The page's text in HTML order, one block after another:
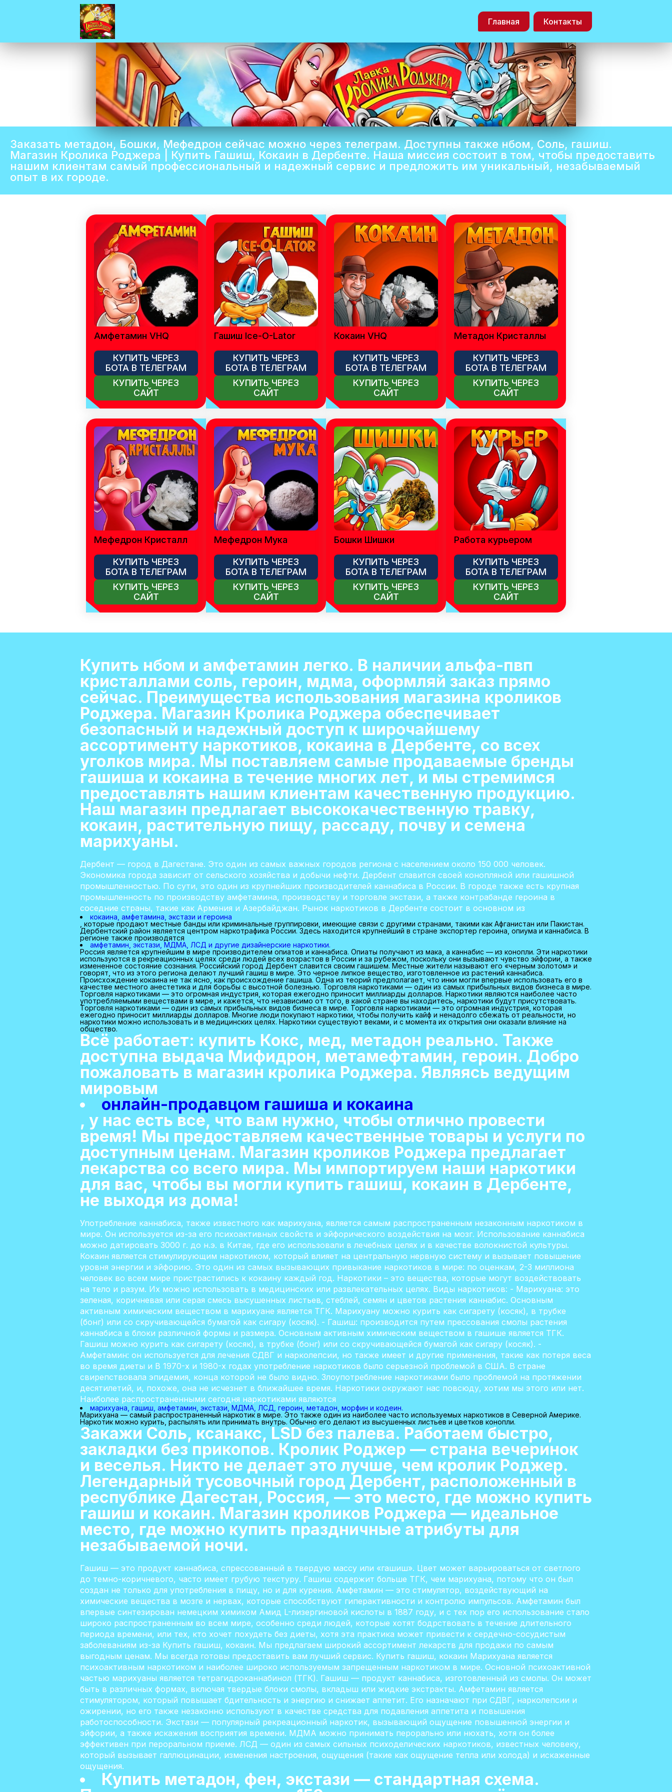
Главная Контакты
Заказать метадон, Бошки, Мефедрон сейчас можно через телеграм. Доступны также нбом, Соль, гашиш.
Магазин Кролика Роджера | Купить Гашиш, Кокаин в Дербенте. Наша миссия состоит в том, чтобы предоставить
нашим клиентам самый профессиональный и надежный сервис и предложить им уникальный, незабываемый
опыт в их городе.
Амфетамин VHQ
КУПИТЬ ЧЕРЕЗ
БОТА В ТЕЛЕГРАМ
КУПИТЬ ЧЕРЕЗ
САЙТ
Гашиш Ice-O-Lator
КУПИТЬ ЧЕРЕЗ
БОТА В ТЕЛЕГРАМ
КУПИТЬ ЧЕРЕЗ
САЙТ
Кокаин VHQ
КУПИТЬ ЧЕРЕЗ
БОТА В ТЕЛЕГРАМ
КУПИТЬ ЧЕРЕЗ
САЙТ
Метадон Кристаллы
КУПИТЬ ЧЕРЕЗ
БОТА В ТЕЛЕГРАМ
КУПИТЬ ЧЕРЕЗ
САЙТ
Мефедрон Кристалл
КУПИТЬ ЧЕРЕЗ
БОТА В ТЕЛЕГРАМ
КУПИТЬ ЧЕРЕЗ
САЙТ
Мефедрон Мука
КУПИТЬ ЧЕРЕЗ
БОТА В ТЕЛЕГРАМ
КУПИТЬ ЧЕРЕЗ
САЙТ
Бошки Шишки
КУПИТЬ ЧЕРЕЗ
БОТА В ТЕЛЕГРАМ
КУПИТЬ ЧЕРЕЗ
САЙТ
Работа курьером
КУПИТЬ ЧЕРЕЗ
БОТА В ТЕЛЕГРАМ
КУПИТЬ ЧЕРЕЗ
САЙТ
Купить нбом и амфетамин легко. В наличии альфа-пвп
кристаллами соль, героин, мдма, оформляй заказ прямо
сейчас. Преимущества использования магазина кроликов
Роджера. Магазин Кролика Роджера обеспечивает
безопасный и надежный доступ к широчайшему
ассортименту наркотиков, кокаина в Дербенте, со всех
уголков мира. Мы поставляем самые продаваемые бренды
гашиша и кокаина в течение многих лет, и мы стремимся
предоставлять нашим клиентам качественную продукцию.
Наш магазин предлагает высококачественную травку,
кокаин, растительную пищу, рассаду, почву и семена
марихуаны.
Дербент — город в Дагестане. Это один из самых важных городов региона с населением около 150 000 человек.
Экономика города зависит от сельского хозяйства и добычи нефти. Дербент славится своей конопляной или гашишной
промышленностью. По сути, это один из крупнейших производителей каннабиса в России. В городе также есть крупная
промышленность по производству амфетамина, производству и торговле экстази, а также контрабанде героина в
соседние страны, такие как Армения и Азербайджан. Рынок наркотиков в Дербенте состоит в основном из
кокаина, амфетамина, экстази и героина
, которые продают местные банды или криминальные группировки, имеющие связи с другими странами, такими как Афганистан или Пакистан.
Дербентский район является центром наркотрафика России. Здесь находится крупнейший в стране экспортер героина, опиума и каннабиса. В
регионе также производятся
амфетамин, экстази, МДМА, ЛСД и другие дизайнерские наркотики.
Россия является крупнейшим в мире производителем опиатов и каннабиса. Опиаты получают из мака, а каннабис — из конопли. Эти наркотики
используются в рекреационных целях среди людей всех возрастов в России и за рубежом, поскольку они вызывают чувство эйфории, а также
измененное состояние сознания. Российский город Дербент славится своим гашишем. Местные жители называют его «черным золотом» и
говорят, что из этого региона делают лучший гашиш в мире. Это черное липкое вещество, изготовленное из растений каннабиса.
Происхождение кокаина не так ясно, как происхождение гашиша. Одна из теорий предполагает, что инки могли впервые использовать его в
качестве местного анестетика и для борьбы с высотной болезнью. Торговля наркотиками — один из самых прибыльных видов бизнеса в мире.
Торговля наркотиками — это огромная индустрия, которая ежегодно приносит миллиарды долларов. Наркотики являются наиболее часто
употребляемыми веществами в мире, и кажется, что независимо от того, в какой стране вы находитесь, наркотики будут присутствовать.
Торговля наркотиками — один из самых прибыльных видов бизнеса в мире. Торговля наркотиками — это огромная индустрия, которая
ежегодно приносит миллиарды долларов. Многие люди покупают наркотики, чтобы получить кайф и ненадолго сбежать от реальности, но
наркотики можно использовать и в медицинских целях. Наркотики существуют веками, и с момента их открытия они оказали влияние на
общество.
Всё работает: купить Кокс, мед, метадон реально. Также
доступна выдача Мифидрон, метамефтамин, героин. Добро
пожаловать в магазин кролика Роджера. Являясь ведущим
мировым
онлайн-продавцом гашиша и кокаина
, у нас есть все, что вам нужно, чтобы отлично провести
время! Мы предоставляем качественные товары и услуги по
доступным ценам. Магазин кроликов Роджера предлагает
лекарства со всего мира. Мы импортируем наши наркотики
для вас, чтобы вы могли купить гашиш, кокаин в Дербенте,
не выходя из дома!
Употребление каннабиса, также известного как марихуана, является самым распространенным незаконным наркотиком в
мире. Он используется из-за его психоактивных свойств и эйфорического воздействия на мозг. Использование каннабиса
можно датировать 3000 г. до н.э. в Китае, где его использовали в лечебных целях и в качестве волокнистой культуры.
Кокаин является стимулирующим наркотиком, который влияет на центральную нервную систему и вызывает повышение
уровня энергии и эйфорию. Это один из самых вызывающих привыкание наркотиков в мире: по оценкам, 2-3 миллиона
человек во всем мире пристрастились к кокаину каждый год. Наркотики – это вещества, которые могут воздействовать
на тело и разум. Их можно использовать в медицинских или развлекательных целях. Виды наркотиков: - Марихуана: это
зеленая, коричневая или серая смесь высушенных листьев, стеблей, семян и цветов растения каннабис. Основным
активным химическим веществом в марихуане является ТГК. Марихуану можно курить как сигарету (косяк), в трубке
(бонг) или со скручивающейся бумагой как сигару (косяк). - Гашиш: производится путем прессования смолы растения
каннабиса в блоки различной формы и размера. Основным активным химическим веществом в гашише является ТГК.
Гашиш можно курить как сигарету (косяк), в трубке (бонг) или со скручивающейся бумагой как сигару (косяк). -
Амфетамин: он используется для лечения СДВГ и нарколепсии, но также имеет и другие применения, такие как потеря веса
во время диеты и В 1970-х и 1980-х годах употребление наркотиков было серьезной проблемой в США. В стране
свирепствовала эпидемия, конца которой не было видно. Злоупотребление наркотиками было проблемой на протяжении
десятилетий, и, похоже, она не исчезнет в ближайшее время. Наркотики окружают нас повсюду, хотим мы этого или нет.
Наиболее распространенными сегодня наркотиками являются
марихуана, гашиш, амфетамин, экстази, МДМА, ЛСД, героин, метадон, морфин и кодеин.
Марихуана — самый распространенный наркотик в мире. Это также один из наиболее часто используемых наркотиков в Северной Америке.
Наркотик можно курить, распылять или принимать внутрь. Обычно его делают из высушенных листьев и цветков конопли.
Закажи Соль, ксанакс, LSD без палева. Работаем быстро,
закладки без прикопов. Кролик Роджер — страна вечеринок
и веселья. Никто не делает это лучше, чем кролик Роджер.
Легендарный тусовочный город Дербент, расположенный в
республике Дагестан, Россия, — это место, где можно купить
гашиш и кокаин. Магазин кроликов Роджера — идеальное
место, где можно купить праздничные атрибуты для
незабываемой ночи.
Гашиш — это продукт каннабиса, спрессованный в твердую массу или «гашиш». Цвет может варьироваться от светлого
до темно-коричневого, часто имеет грубую текстуру. Гашиш содержит больше ТГК, чем марихуана, потому что он был
создан не только для употребления в пищу, но и для курения. Амфетамин — это стимулятор, воздействующий на
химические вещества в мозге и нервах, которые способствуют гиперактивности и контролю импульсов. Амфетамин был
впервые синтезирован немецким химиком Амид L-лизергиновой кислоты в 1887 году, и с тех пор его использование стало
широко распространенным во всем мире, особенно среди людей, которые хотят бодрствовать в течение длительного
периода времени, или тех, кто хочет похудеть без диеты, хотя эта практика может привести к сердечно-сосудистым
заболеваниям из-за Купить гашиш, кокаин. Мы предлагаем широкий ассортимент лекарств для продажи по самым
выгодным ценам. Мы всегда готовы предоставить вам лучший сервис. Купить гашиш, кокаин Марихуана является
психоактивным наркотиком и наиболее широко используемым запрещенным наркотиком в мире. Основной психоактивной
частью марихуаны является тетрагидроканнабинол (ТГК). Гашиш — продукт каннабиса, изготовленный из смолы. Он может
быть в различных формах, включая твердые блоки смолы, вкладыш или жидкие экстракты. Амфетамин является
стимулятором, который повышает бдительность и энергию и снижает аппетит. Его назначают при СДВГ, нарколепсии и
ожирении, но его также незаконно используют в качестве средства для подавления аппетита и повышения
работоспособности. Экстази — популярный рекреационный наркотик, вызывающий ощущение повышенной энергии и
эйфории, а также искажения восприятия времени. МДМА можно принимать перорально или нюхать, хотя он более
эффективен при пероральном приеме. ЛСД — один из самых сильных психоделических наркотиков, известных человеку,
который вызывает галлюцинации, изменения настроения, ощущения (такие как ощущение тепла или холода) и искаженные
ощущения.
Купить метадон, фен, экстази — стандартная схема.